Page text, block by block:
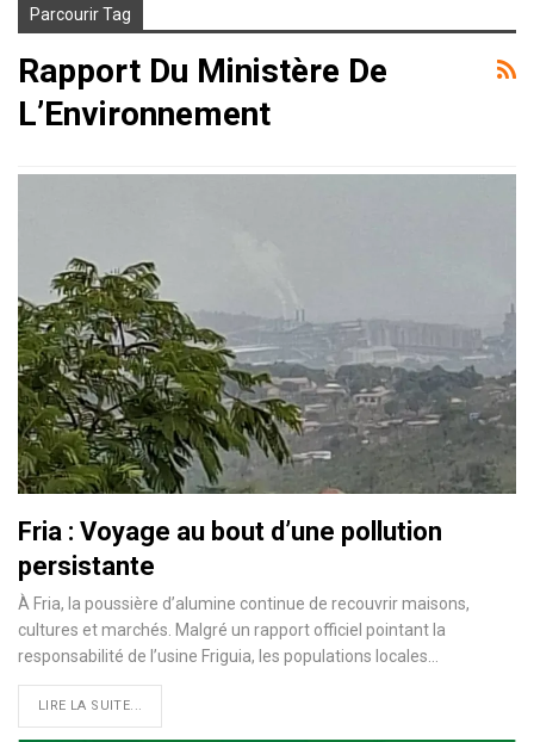
Parcourir Tag
Rapport Du Ministère De
L’Environnement
Fria : Voyage au bout d’une pollution
persistante
À Fria, la poussière d’alumine continue de recouvrir maisons,
cultures et marchés. Malgré un rapport officiel pointant la
responsabilité de l’usine Friguia, les populations locales…
LIRE LA SUITE...